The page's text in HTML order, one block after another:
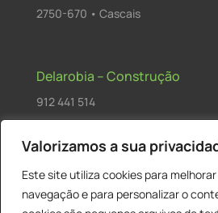
Valorizamos a sua
Este site utiliza cookies para
navegação e para personalizar o
2750-670 • Cascais
Delarobia – Construção
912 441 514
R. António Andrade, 1171
2820-287 • Charneca de Caparica